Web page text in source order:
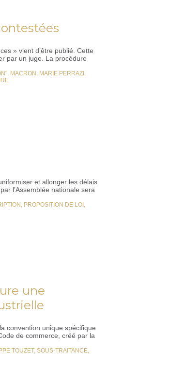
» vient d’être publié. Cette
par un juge. La procédure
, MACRON , MARIE PERRAZI ,
et allonger les délais
l’Assemblée nationale sera
, PROPOSITION DE LOI ,
une
convention unique spécifique
de commerce, créé par la
TOUZET, SOUS-TRAITANCE,